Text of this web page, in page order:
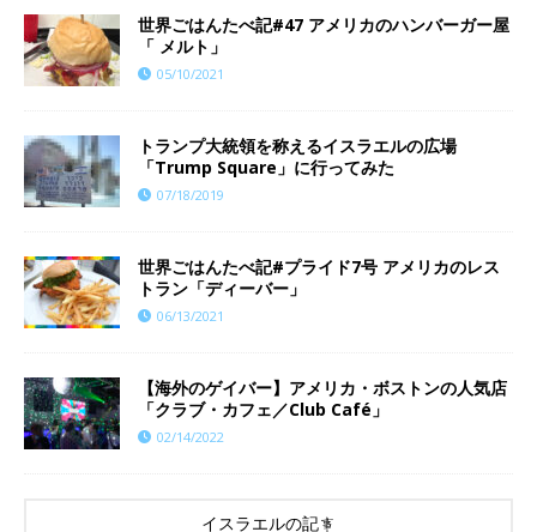
世界ごはんたべ記#47 アメリカのハンバーガー屋
「 メルト」
05/10/2021
トランプ大統領を称えるイスラエルの広場
「Trump Square」に行ってみた
07/18/2019
世界ごはんたべ記#プライド7号 アメリカのレス
トラン「ディーバー」
06/13/2021
【海外のゲイバー】アメリカ・ボストンの人気店
「クラブ・カフェ／Club Café」
02/14/2022
イスラエルの記事